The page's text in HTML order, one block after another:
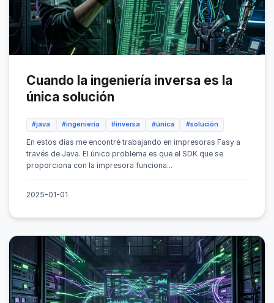
Cuando la ingeniería inversa es la
única solución
#java #ingeniería #inversa #única #solución
En estos días me encontré trabajando en impresoras Fasy a
través de Java. El único problema es que el SDK que se
proporciona con la impresora funciona...
2025-01-01